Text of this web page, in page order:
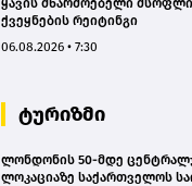
ქვეყნების რეიტინგი
06.08.2026 • 7:30
ტურიზმი
ლონდონის 50-მდე
ლოკაციაზე საქართველოს